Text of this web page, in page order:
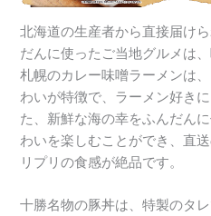
北海道の生産者から直接届け
だんに使ったご当地グルメは
札幌のカレー味噌ラーメンは
わいが特徴で、ラーメン好き
た、新鮮な海の幸をふんだん
わいを楽しむことができ、直
リプリの食感が絶品です。
十勝名物の豚丼は、特製のタ